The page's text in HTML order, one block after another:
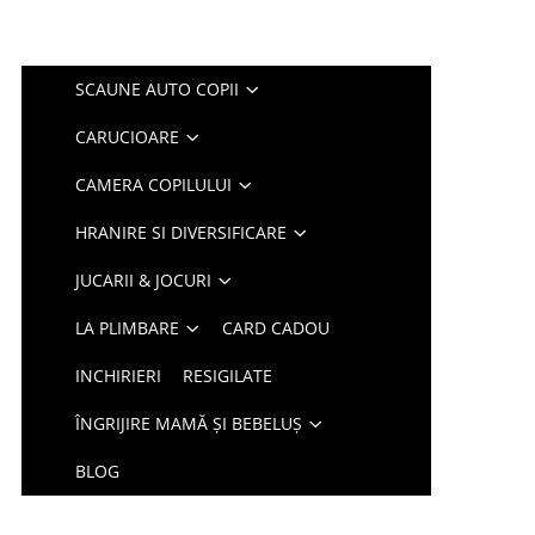
SCAUNE AUTO COPII
CARUCIOARE
CAMERA COPILULUI
HRANIRE SI DIVERSIFICARE
JUCARII & JOCURI
LA PLIMBARE CARD CADOU
INCHIRIERI RESIGILATE
ÎNGRIJIRE MAMĂ ȘI BEBELUȘ
BLOG